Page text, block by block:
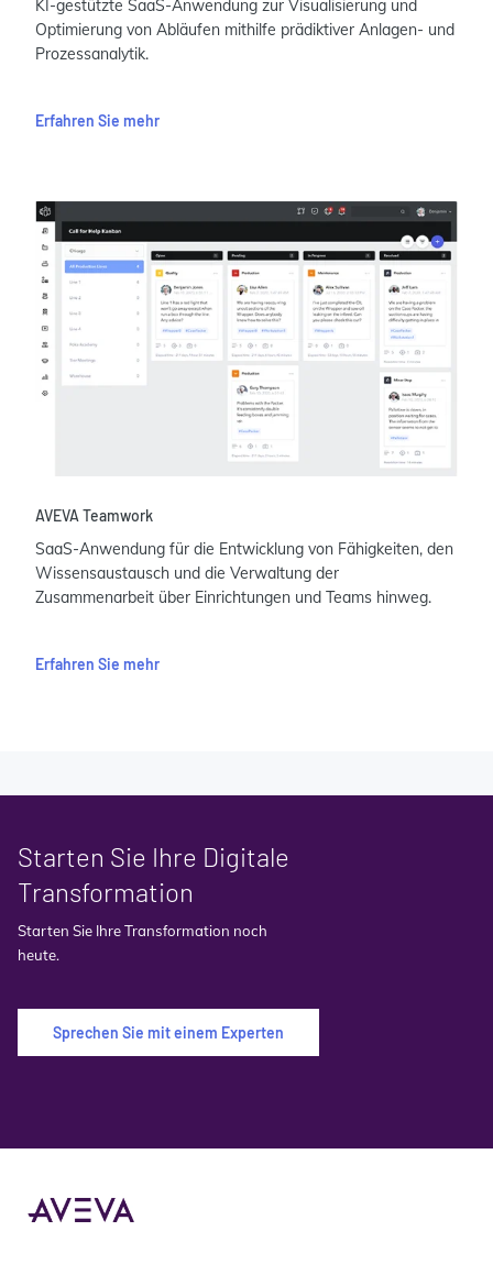
KI-gestützte SaaS-Anwendung zur Visualisierung und
Optimierung von Abläufen mithilfe prädiktiver Anlagen- und
Prozessanalytik.
Erfahren Sie mehr
AVEVA Teamwork
SaaS-Anwendung für die Entwicklung von Fähigkeiten, den
Wissensaustausch und die Verwaltung der
Zusammenarbeit über Einrichtungen und Teams hinweg.
Erfahren Sie mehr
Starten Sie Ihre Digitale
Transformation
Starten Sie Ihre Transformation noch
heute.
Sprechen Sie mit einem Experten